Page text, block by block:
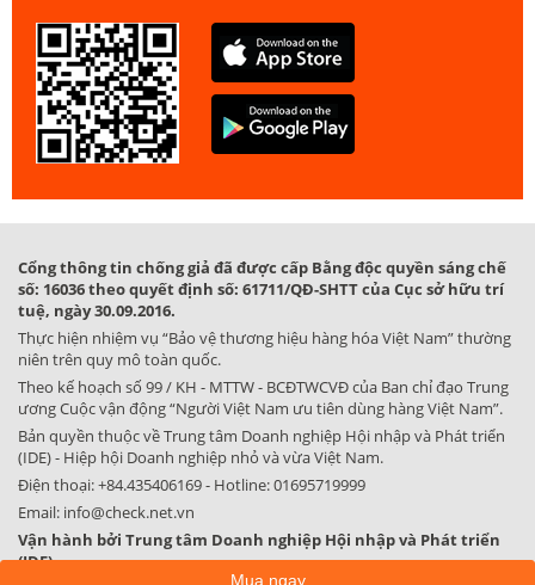
Cổng thông tin chống giả đã được cấp Bằng độc quyền sáng chế
số: 16036 theo quyết định số: 61711/QĐ-SHTT của Cục sở hữu trí
tuệ, ngày 30.09.2016.
Thực hiện nhiệm vụ “Bảo vệ thương hiệu hàng hóa Việt Nam” thường
niên trên quy mô toàn quốc.
Theo kế hoạch số 99 / KH - MTTW - BCĐTWCVĐ của Ban chỉ đạo Trung
ương Cuộc vận động “Người Việt Nam ưu tiên dùng hàng Việt Nam”.
Bản quyền thuộc về Trung tâm Doanh nghiệp Hội nhập và Phát triển
(IDE) - Hiệp hội Doanh nghiệp nhỏ và vừa Việt Nam.
Điện thoại:+84.435406169- Hotline:01695719999
Email: info@check.net.vn
Vận hành bởi Trung tâm Doanh nghiệp Hội nhập và Phát triển
(IDE)